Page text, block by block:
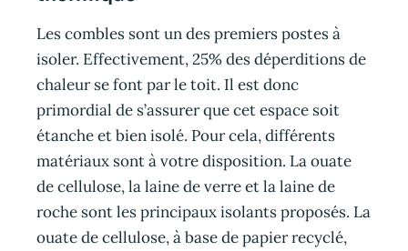
Les combles sont un des premiers postes à
isoler. Effectivement, 25% des déperditions de
chaleur se font par le toit. Il est donc
primordial de s’assurer que cet espace soit
étanche et bien isolé. Pour cela, différents
matériaux sont à votre disposition. La ouate
de cellulose, la laine de verre et la laine de
roche sont les principaux isolants proposés. La
ouate de cellulose, à base de papier recyclé,